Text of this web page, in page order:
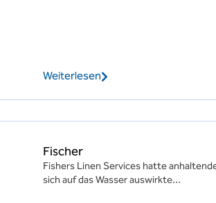
Weiterlesen
Fischer
Fishers Linen Services hatte
sich auf das Wasser auswirkte...